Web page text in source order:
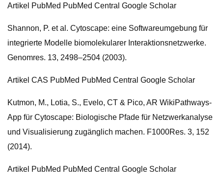
Artikel PubMed PubMed Central Google Scholar
Shannon, P. et al. Cytoscape: eine Softwareumgebung für
integrierte Modelle biomolekularer Interaktionsnetzwerke.
Genomres. 13, 2498–2504 (2003).
Artikel CAS PubMed PubMed Central Google Scholar
Kutmon, M., Lotia, S., Evelo, CT & Pico, AR WikiPathways-
App für Cytoscape: Biologische Pfade für Netzwerkanalyse
und Visualisierung zugänglich machen. F1000Res. 3, 152
(2014).
Artikel PubMed PubMed Central Google Scholar